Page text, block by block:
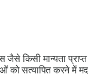
किसी मान्यता
को सत्यापित करने में